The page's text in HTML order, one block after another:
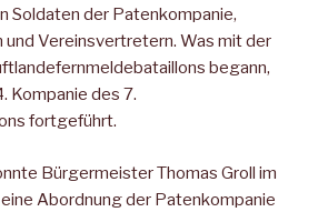
Soldaten der Patenkompanie,
und Vereinsvertretern. Was mit der
begann,
Kompanie des 7.
fortgeführt.
Bürgermeister Thomas Groll im
Abordnung der Patenkompanie